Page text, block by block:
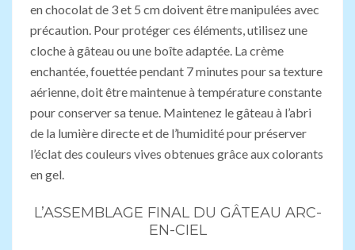
en chocolat de 3 et 5 cm doivent être manipulées avec
précaution. Pour protéger ces éléments, utilisez une
cloche à gâteau ou une boîte adaptée. La crème
enchantée, fouettée pendant 7 minutes pour sa texture
aérienne, doit être maintenue à température constante
pour conserver sa tenue. Maintenez le gâteau à l’abri
de la lumière directe et de l’humidité pour préserver
l’éclat des couleurs vives obtenues grâce aux colorants
en gel.
L’ASSEMBLAGE FINAL DU GÂTEAU ARC-
EN-CIEL